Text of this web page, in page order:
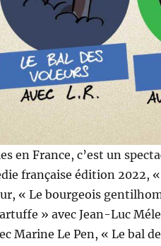
en France, c’est un
française édition 2022,
« Le bourgeois
» avec Jean-Luc
Marine Le Pen, « Le bal